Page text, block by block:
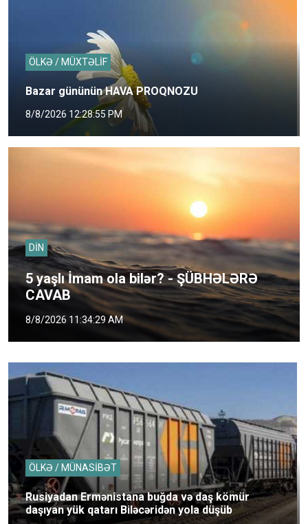
ÖLKƏ / MÜXTƏLİF
Bazar gününün HAVA PROQNOZU
8/8/2026 12:28:55 PM
DİN
5 yaşlı İmam ola bilər? - ŞÜBHƏLƏRƏ
CAVAB
8/8/2026 11:34:29 AM
ÖLKƏ / MÜNASİBƏT
Rusiyadan Ermənistana buğda və daş kömür
daşıyan yük qatarı Biləcəridən yola düşüb